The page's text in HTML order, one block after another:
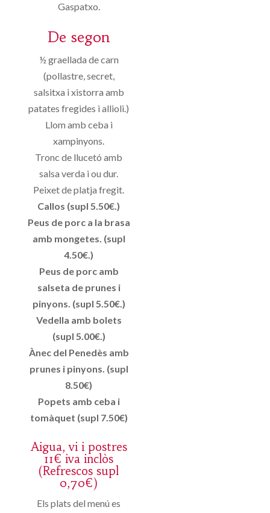
Gaspatxo.
De segon
½ graellada de carn
(pollastre, secret,
salsitxa i xistorra amb
patates fregides i allioli.)
Llom amb ceba i
xampinyons.
Tronc de llucetó amb
salsa verda i ou dur.
Peixet de platja fregit.
Callos (supl 5.50€.)
Peus de porc a la brasa
amb mongetes. (supl
4.50€.)
Peus de porc amb
salseta de prunes i
pinyons. (supl 5.50€.)
Vedella amb bolets
(supl 5.00€.)
Ànec del Penedès amb
prunes i pinyons. (supl
8.50€)
Popets amb ceba i
tomàquet (supl 7.50€)
Aigua, vi i postres
11€ iva inclòs
(Refrescos supl
0,70€)
Els plats del menú es